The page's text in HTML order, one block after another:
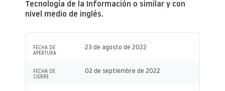
Tecnología de la Información o similar y con
nivel medio de inglés.
FECHA DE
APERTURA
23 de agosto de 2022
FECHA DE
CIERRE
02 de septiembre de 2022